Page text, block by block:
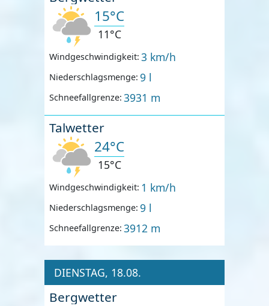
15°C
11°C
Windgeschwindigkeit: 3 km/h
Niederschlagsmenge: 9 l
Schneefallgrenze: 3931 m
Talwetter
24°C
15°C
Windgeschwindigkeit: 1 km/h
Niederschlagsmenge: 9 l
Schneefallgrenze: 3912 m
DIENSTAG, 18.08.
Bergwetter